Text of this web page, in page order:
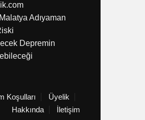
Adıyaman
Depremin
Koşulları
Üyelik
Hakkında
İletişim